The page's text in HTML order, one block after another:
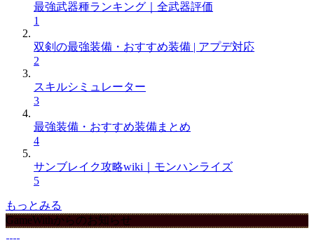
最強武器種ランキング｜全武器評価
1
双剣の最強装備・おすすめ装備 | アプデ対応
2
スキルシミュレーター
3
最強装備・おすすめ装備まとめ
4
サンブレイク攻略wiki｜モンハンライズ
5
もっとみる
GameWithからのお知らせ